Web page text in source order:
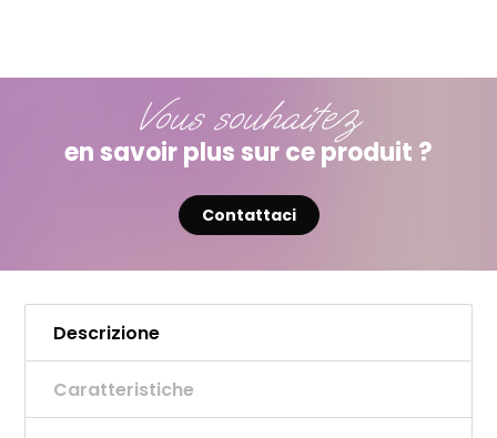
Vous souhaitez
en savoir plus sur ce produit ?
Contattaci
Descrizione
Caratteristiche